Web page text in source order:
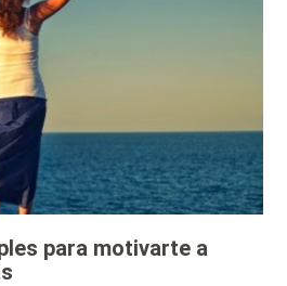
para motivarte a